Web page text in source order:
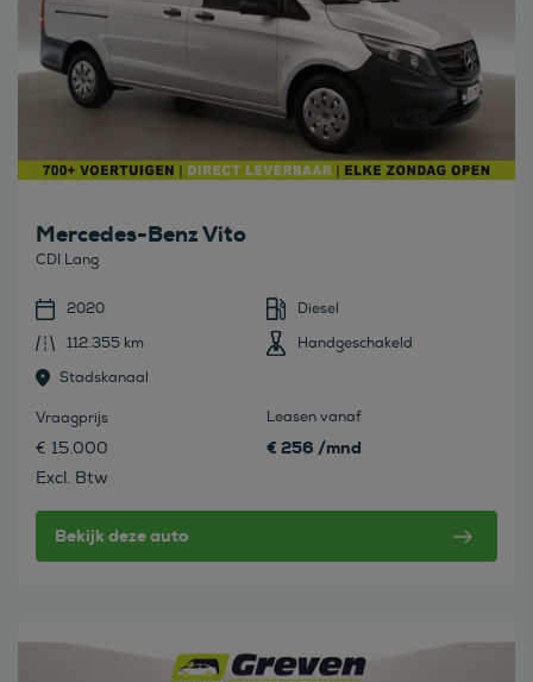
Mercedes-Benz Vito
CDI Lang
2020
Diesel
112.355 km
Handgeschakeld
Stadskanaal
Vraagprijs
€ 15.000
Excl. Btw
Leasen vanaf
€ 256 /mnd
Bekijk deze auto
Bekijk deze auto